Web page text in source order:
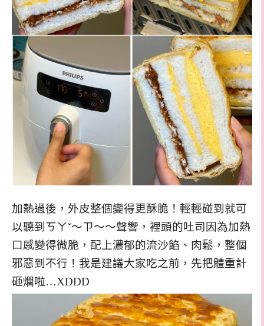
加熱過後，外皮整個變得更酥脆！輕輕碰到就可
以聽到ㄎㄚˇ～ㄗ～～聲響，裡頭的吐司因為加熱
口感變得微脆，配上濃郁的流沙餡、肉鬆，整個
邪惡到不行！我是建議大家吃之前，先把體重計
砸爛啦…XDDD